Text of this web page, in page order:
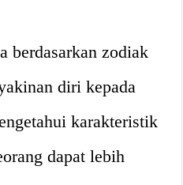
berdasarkan zodiak
diri kepada
karakteristik
dapat lebih